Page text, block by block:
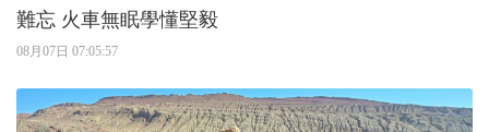
難忘 火車無眠學懂堅毅
08月07日 07:05:57